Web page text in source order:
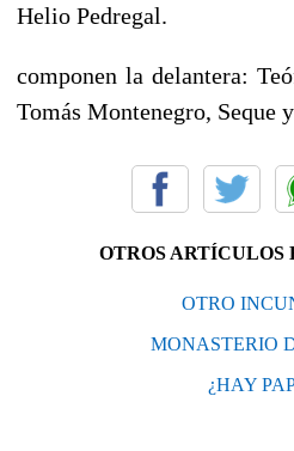
Helio Pedregal.
componen la delantera:
Tomás Montenegro, Seque
OTROS ARTÍCULOS
OTRO
MONASTERIO
¿HAY